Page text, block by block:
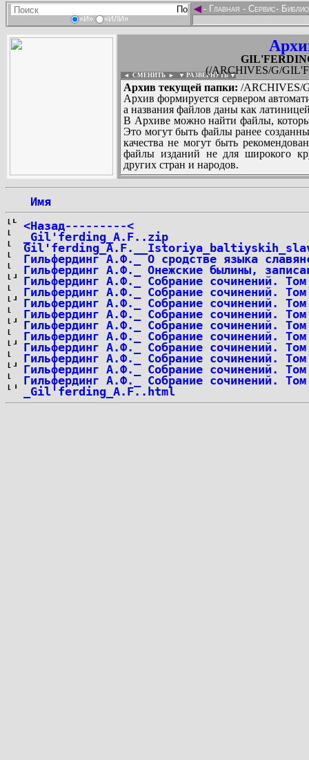
«И» «ИЛИ»
◄- Главная - Сервис-
(/ARCHIVES/G/
◄ СМЕНИТЬ ► ▼ РАЗВЕРНУТЬ ▼
Архив текущей папки: /ARCHIVES/
Архив формируется сервером
а названия файлов даны как
В Архиве можно найти файлы,
Это могут быть файлы ранее
качества не могут быть
файлы изданий не для широкого
других стран и народов.
Имя
<Назад---------<
_Gil'ferding_A.F..zip
Гильфердинг А.Ф._ О сродстве языка
Гильфердинг А.Ф._ Онежские былины,
Гильфердинг А.Ф._ Собрание сочинений.
Гильфердинг А.Ф._ Собрание сочинений.
Гильфердинг А.Ф._ Собрание сочинений.
Гильфердинг А.Ф._ Собрание сочинений.
Гильфердинг А.Ф._ Собрание сочинений.
Гильфердинг А.Ф._ Собрание сочинений.
Гильфердинг А.Ф._ Собрание сочинений.
Гильфердинг А.Ф._ Собрание сочинений.
Гильфердинг А.Ф._ Собрание сочинений.
Гильфердинг А.Ф._ Собрание сочинений.
_Gil'ferding_A.F..html